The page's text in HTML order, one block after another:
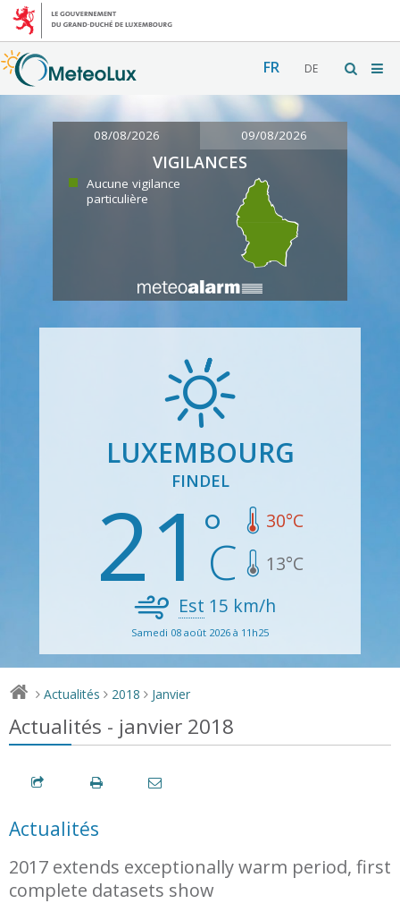
FR DE
08/08/2026 09/08/2026
VIGILANCES
Aucune vigilance
particulière
LUXEMBOURG
FINDEL
21 30°C
13°C
Est 15 km/h
Samedi 08 août 2026 à 11h25
> Actualités > 2018 > Janvier
Actualités - janvier 2018
Actualités
2017 extends exceptionally warm period, first
complete datasets show